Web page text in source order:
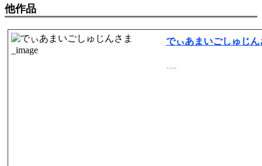
他作品
でぃあまいごしゅじん
…..